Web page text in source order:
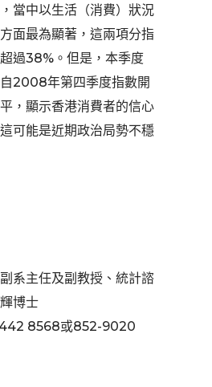
當中以生活（消費）狀況
面最為顯著，這兩項分指
過38%。但是，本季度
2008年第四季度指數開
，顯示香港消費者的信心
可能是近期政治局勢不穩
系主任及副教授、統計諮
博士
8568或852-9020